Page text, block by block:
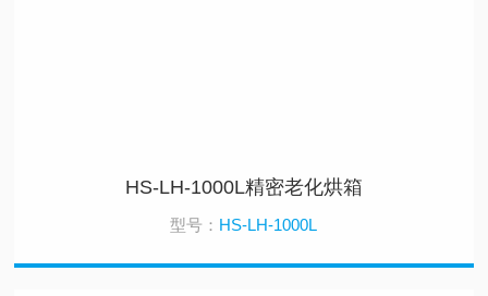
HS-LH-1000L精密老化烘箱
型号： HS-LH-1000L